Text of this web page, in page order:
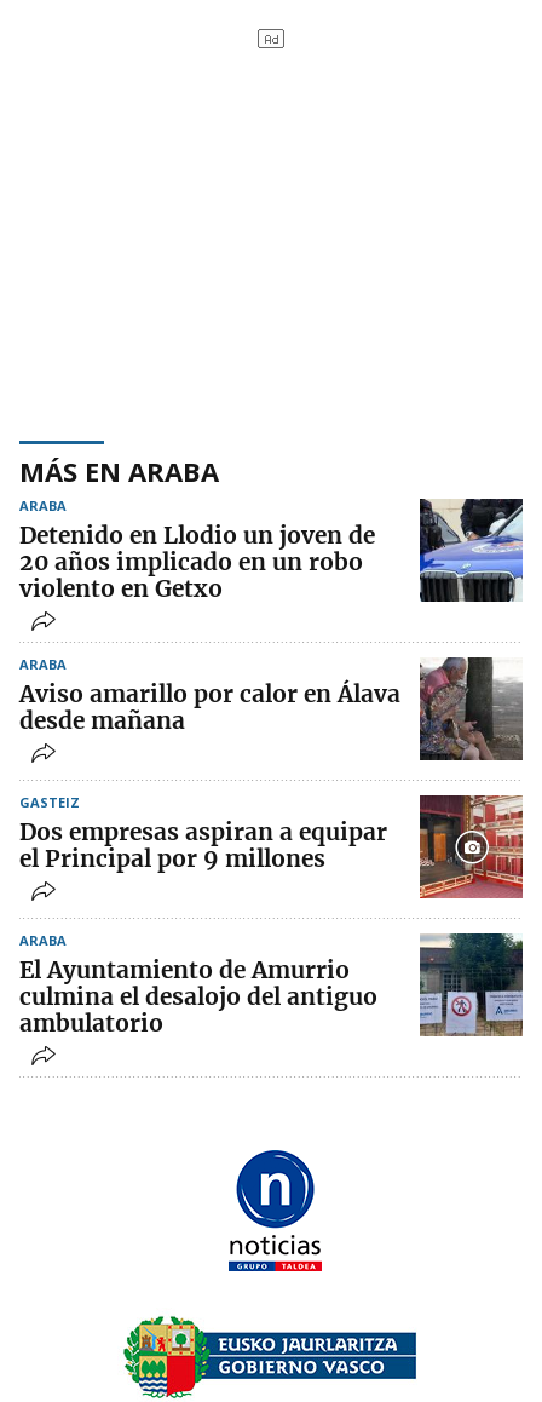
MÁS EN ARABA
ARABA
Detenido en Llodio un joven de
20 años implicado en un robo
violento en Getxo
ARABA
Aviso amarillo por calor en Álava
desde mañana
GASTEIZ
Dos empresas aspiran a equipar
el Principal por 9 millones
ARABA
El Ayuntamiento de Amurrio
culmina el desalojo del antiguo
ambulatorio